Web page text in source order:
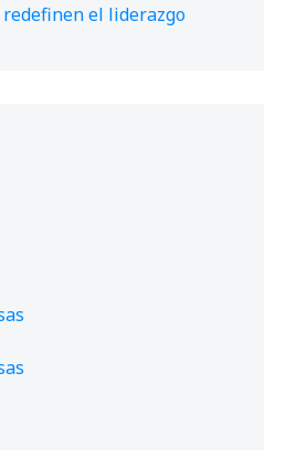
redefinen el liderazgo